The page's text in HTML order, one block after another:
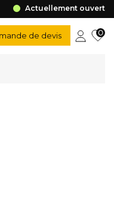
Actuellement ouvert
de devis 0